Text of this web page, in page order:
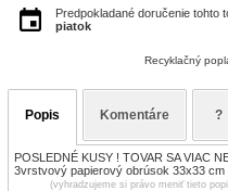
Predpokladané doručenie tohto
piatok
Recyklačný
Popis Komentáre ?
POSLEDNÉ KUSY ! TOVAR SA VIAC
3vrstvový papierový obrúsok 33x33 cm
(vyhradzujeme si právo meniť tieto